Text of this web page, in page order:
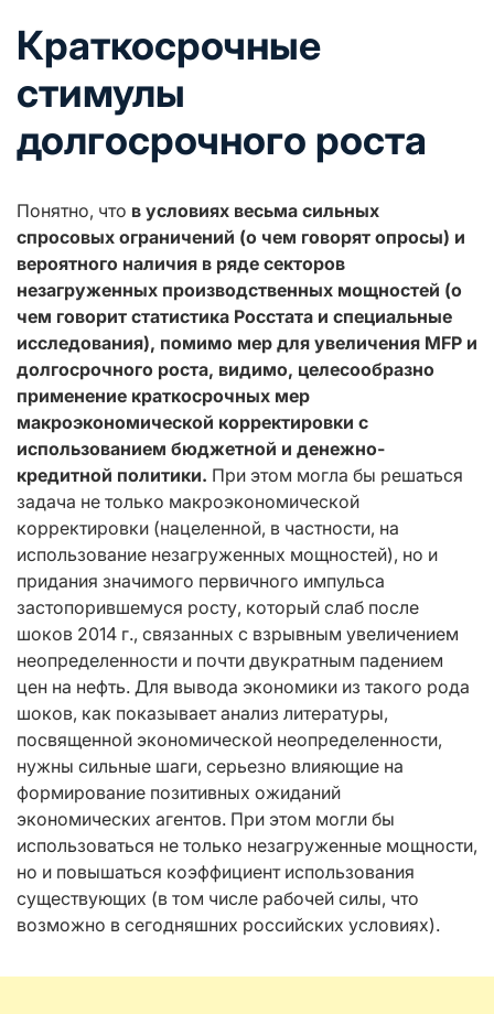
Краткосрочные
стимулы
долгосрочного роста
Понятно, что в условиях весьма сильных
спросовых ограничений (о чем говорят опросы) и
вероятного наличия в ряде секторов
незагруженных производственных мощностей (о
чем говорит статистика Росстата и специальные
исследования), помимо мер для увеличения MFP и
долгосрочного роста, видимо, целесообразно
применение краткосрочных мер
макроэкономической корректировки с
использованием бюджетной и денежно-
кредитной политики. При этом могла бы решаться
задача не только макроэкономической
корректировки (нацеленной, в частности, на
использование незагруженных мощностей), но и
придания значимого первичного импульса
застопорившемуся росту, который слаб после
шоков 2014 г., связанных с взрывным увеличением
неопределенности и почти двукратным падением
цен на нефть. Для вывода экономики из такого рода
шоков, как показывает анализ литературы,
посвященной экономической неопределенности,
нужны сильные шаги, серьезно влияющие на
формирование позитивных ожиданий
экономических агентов. При этом могли бы
использоваться не только незагруженные мощности,
но и повышаться коэффициент использования
существующих (в том числе рабочей силы, что
возможно в сегодняшних российских условиях).